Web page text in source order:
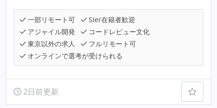
一部リモート可
SIer在籍者歓迎
アジャイル開発
コードレビュー文化
東京以外の求人
フルリモート可
オンラインで選考が受けられる
2日前更新